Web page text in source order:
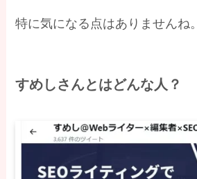
特に気になる点はありませんね。
すめしさんとはどんな人？